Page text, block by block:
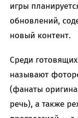
игры
обновлений,
новый контент.
Среди
называют
(фанаты
речь), а также